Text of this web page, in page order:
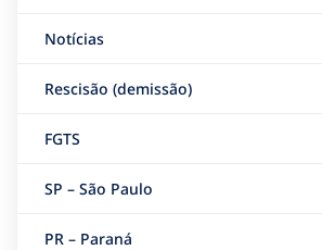
Notícias
Rescisão (demissão)
FGTS
SP – São Paulo
PR – Paraná